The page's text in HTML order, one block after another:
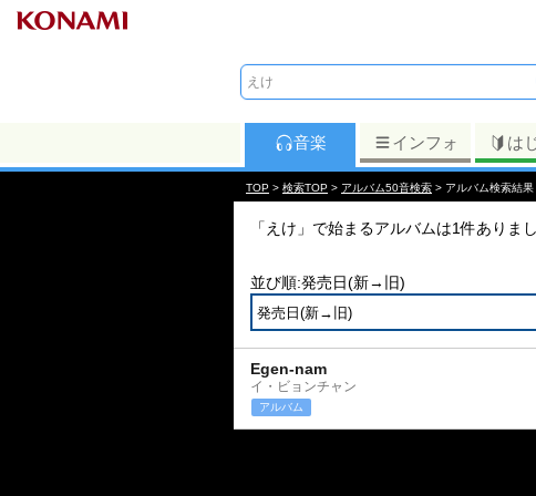
音楽 インフォ は
TOP > 検索TOP > アルバム50音検索 > アルバム検索結果
「えけ」で始まるアルバムは1件ありま
並び順:発売日(新→旧)
Egen-nam
イ・ビョンチャン
アルバム